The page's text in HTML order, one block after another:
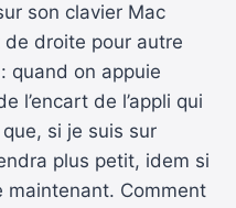
son clavier Mac
droite pour autre
quand on appuie
l’encart de l’appli qui
si je suis sur
plus petit, idem si
maintenant. Comment